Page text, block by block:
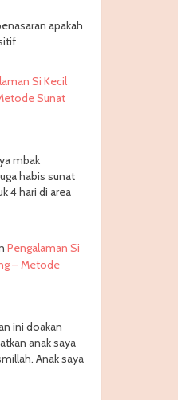
apakah
Si Kecil
Sunat
mbak
habis sunat
4 hari di area
Pengalaman Si
– Metode
ini doakan
anak saya
Anak saya